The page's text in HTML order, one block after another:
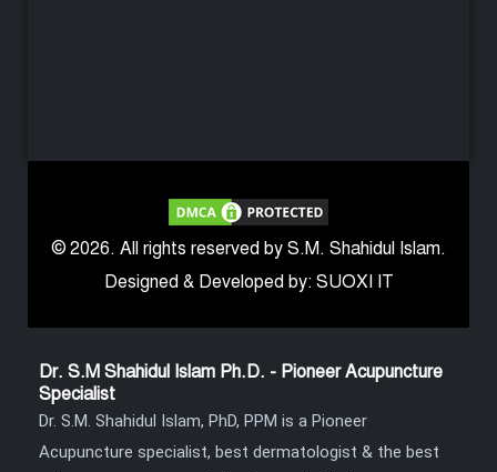
© 2026. All rights reserved by S.M. Shahidul Islam.
Designed & Developed by: SUOXI IT
Dr. S.M Shahidul Islam Ph.D. - Pioneer Acupuncture
Specialist
Dr. S.M. Shahidul Islam, PhD, PPM is a Pioneer
Acupuncture specialist, best dermatologist & the best